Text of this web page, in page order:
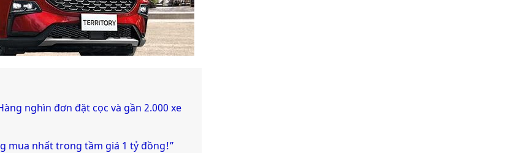
nghìn đơn đặt cọc và gần 2.000 xe
mua nhất trong tầm giá 1 tỷ đồng!”